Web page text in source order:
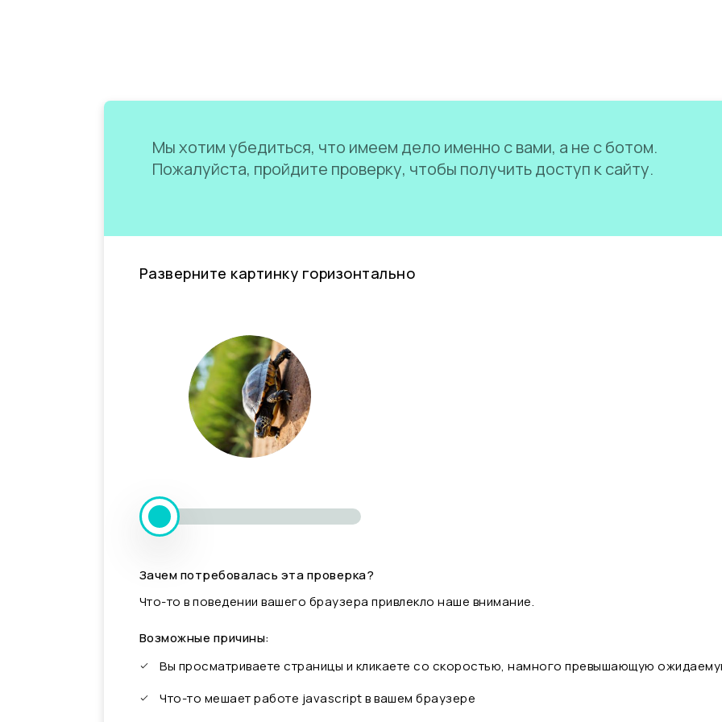
Мы хотим убедиться, что имеем дело именно с вами, а не с ботом.
Пожалуйста, пройдите проверку, чтобы получить доступ к сайту.
Разверните картинку горизонтально
Зачем потребовалась эта проверка?
Что-то в поведении вашего браузера привлекло наше внимание.
Возможные причины:
Вы просматриваете страницы и кликаете со скоростью, намного превышающую
Что-то мешает работе javascript в вашем браузере